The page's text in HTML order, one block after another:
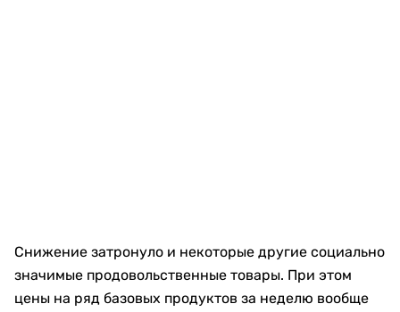
Снижение затронуло и некоторые другие социально
значимые продовольственные товары. При этом
цены на ряд базовых продуктов за неделю вообще